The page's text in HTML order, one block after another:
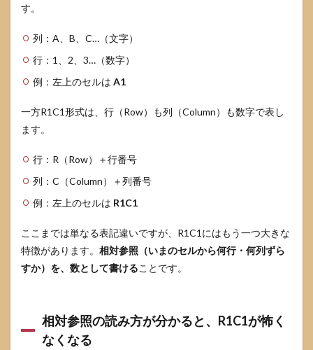
なぜ
勝手
R1C1
った
7.3
はど
とき
うと
便利
です
か
PCで
勝手
に変
す。
列：A、B、C…（文字）
行：1、2、3…（数字）
例：左上のセルは A1
一方R1C1形式は、行（Row）も列（Column）も数字で表し
ます。
行：R（Row）＋行番号
列：C（Column）＋列番号
例：左上のセルは R1C1
ここまでは単なる表記違いですが、R1C1にはもう一つ大きな
特徴があります。 相対参照（いまのセルから何行・何列ずら
すか）を、数として書けることです。
相対参照の読み方が分かると、R1C1が怖く
なくなる